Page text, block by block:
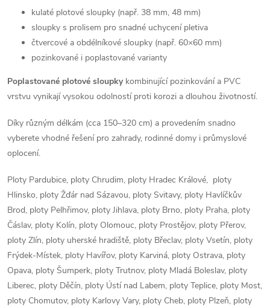
k
y
v
ý
p
i
s
u
kulaté plotové sloupky (např. 38 mm, 48 mm)
sloupky s prolisem pro snadné uchycení pletiva
čtvercové a obdélníkové sloupky (např. 60×60 mm)
pozinkované i poplastované varianty
Poplastované plotové sloupkykombinující pozinkování a PVC
vrstvu vynikají vysokou odolností proti korozi a dlouhou životností.
Díky různým délkám (cca 150–320 cm) a provedením snadno
vyberete vhodné řešení pro zahrady, rodinné domy i průmyslové
oplocení.
Ploty Pardubice, ploty Chrudim, ploty Hradec Králové, ploty
Hlinsko, ploty Žďár nad Sázavou, ploty Svitavy, ploty Havlíčkův
Brod, ploty Pelhřimov, ploty Jihlava, ploty Brno, ploty Praha, ploty
Čáslav, ploty Kolín, ploty Olomouc, ploty Prostějov, ploty Přerov,
ploty Zlín, ploty uherské hradiště, ploty Břeclav, ploty Vsetín, ploty
Frýdek-Místek, ploty Havířov, ploty Karviná, ploty Ostrava, ploty
Opava, ploty Šumperk, ploty Trutnov, ploty Mladá Boleslav, ploty
Liberec, ploty Děčín, ploty Ústí nad Labem, ploty Teplice, ploty Most,
ploty Chomutov, ploty Karlovy Vary, ploty Cheb, ploty Plzeň, ploty